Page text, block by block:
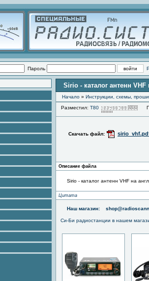
Пароль
Sirio - каталог антенн
Начало » Инструкции, схемы,
Разместил: Т80
Скачать файл:
Описание файла
Sirio - каталог антенн VHF на
Цитата
Наш магазин:
Си-Би радиостанции в нашем